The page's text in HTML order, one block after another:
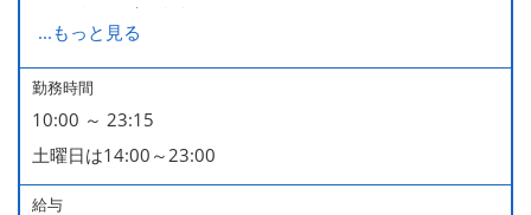
みなどもございます）
■GW・お盆（暦通り）
■有給休暇
■慶弔休暇
■産休・育休（男性育休取得4名・女性産休2名・育休復帰
率100％ ＊2023～2025年実績）
...もっと見る
勤務時間
10:00 ～ 23:15
土曜日は14:00～23:00
給与